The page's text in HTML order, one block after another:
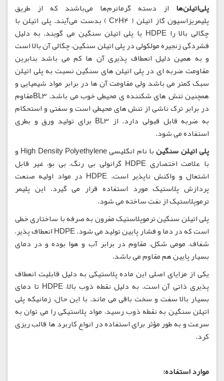
پلی‌اتیلن‌ها از دسته گرمانرم‌ها می‌باشند که از طریق
پلیمریزاسیون گاز اتیلن ( C2H4 ) بدست می‌آیند. پلی اتیلن با
چگالی بالا را HDPE یا پلی اتیلن سنگین می گویند. به دلیل
فشردگی زنجیره مولکولی در پلی اتیلن سنگین، چگالی آن بالا است
و به همین دلیل انعطاف پذیری آن ها کم می باشد بنابرین
مقاومت ضربه ای در پلی اتیلن های سنگین نسبت به پلی اتیلن
سبک کمتر می باشد ولی مقاومت آن ها در برابر مواد شیمیایی و
همچنین تنش های شکننده ی محیطی خوب می باشد. BL3مقاوم
در برابر ترک ناشی از تنش های محیطی است و سفتی و استحکام
به ضربه قابل قبولی دارد. از BL3 برای تولید ورق و بطری
استفاده می شود.
پلی اتیلن سنگین
با نام انگلیسی High Density Polyethylene و
با علامت اختصاری HDPE گرانولی بی رنگ، بی بو، غیر قابل
اشتعال و واکنش ناپذیر است. HDPE در مواد اولیه صنعت
پردازش پلاستیک مورد استفاده قرار می گیرد. این پلیمر
ترموپلاستیک از نفت ساخته می شود.
پلی اتیلن سنگین ترموپلاستیک مقرون به صرفه با ساختاری خطی
است که در دما و فشار پایین تولید می شود. HDPE انعطاف پذیر،
شفاف، مومی شکل، مقاوم در برابر آب و هوا بوده و در دمای
بسیار پایین هم مقاوم می باشد.
یکی از مزایای اصلی این ماده پلاستیکی به دلیل قابلیت انعطاف
پذیری ذاتی آن است. به دلیل نقطه ذوب بالا، HDPE تا دمای
بسیار بالا سفت و سخت باقی می ماند. با این حال، زمانیکه پلی
اتیلن سنگین به نقطه ذوب رسید، مواد پلاستیکی را می توان به
سرعت و به طور مؤثر برای استفاده در انواع کاربرد ها قالب ریزی
کرد.
موارد استفاده: